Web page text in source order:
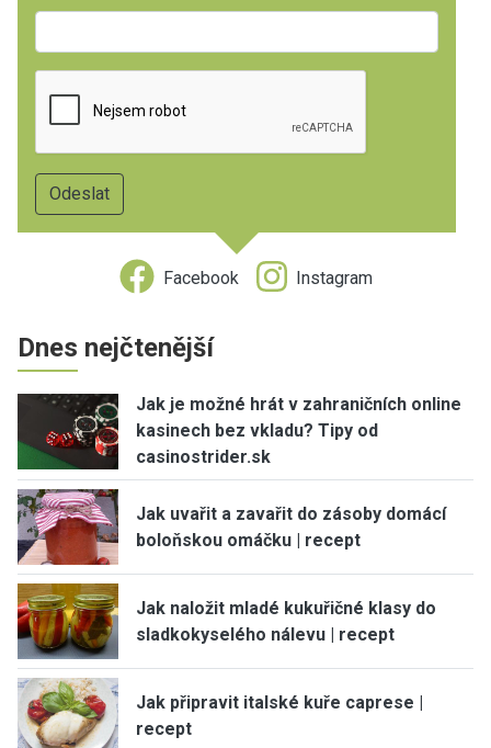
Facebook Instagram
Dnes nejčtenější
Jak je možné hrát v zahraničních online
kasinech bez vkladu? Tipy od
casinostrider.sk
Jak uvařit a zavařit do zásoby domácí
boloňskou omáčku | recept
Jak naložit mladé kukuřičné klasy do
sladkokyselého nálevu | recept
Jak připravit italské kuře caprese |
recept